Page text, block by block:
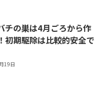
チの巣は4月ごろから作
初期駆除は比較的安全で
19日